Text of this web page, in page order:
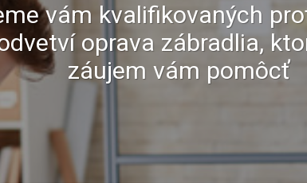
vám kvalifikovaných
oprava zábradlia,
záujem vám pomôcť